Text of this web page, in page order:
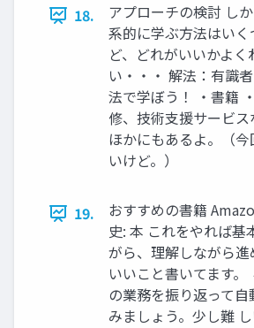
18.
アプローチの検討 し
系的に学ぶ方法はい
ど、どれがいいかよく
い・・・ 解法：有識
法で学ぼう！ ・書籍
修、技術支援サービス
ほかにもあるよ。（
いけど。）
19.
おすすめの書籍
史: 本 これをやれば
がら、理解しながら
いいこと書いてます
の業務を振り返って
みましょう。少し難